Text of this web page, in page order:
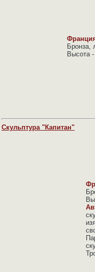
Бронза,
Высота
Скульптура "Капитан"